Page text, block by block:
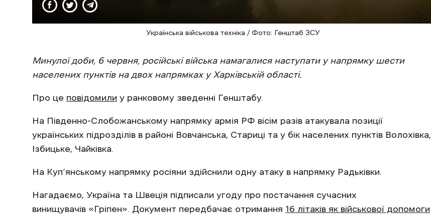
Українська військова техніка / Фото: Генштаб ЗСУ
Минулої доби, 6 червня, російські війська намагалися наступати у напрямку шести
населених пунктів на двох напрямках у Харківській області.
Про це повідомили у ранковому зведенні Генштабу.
На Південно-Слобожанському напрямку армія РФ вісім разів атакувала позиції
українських підрозділів в районі Вовчанська, Стариці та у бік населених пунктів Волохівка,
Ізбицьке, Чайківка.
На Куп’янському напрямку росіяни здійснили одну атаку в напрямку Радьківки.
Нагадаємо, Україна та Швеція підписали угоду про постачання сучасних
винищувачів «Гріпен». Документ передбачає отримання 16 літаків як військової допомоги